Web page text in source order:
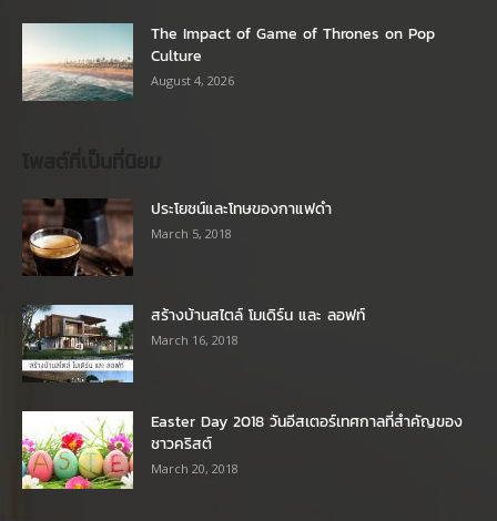
The Impact of Game of Thrones on Pop
Culture
August 4, 2026
ประโยชน์และโทษของกาแฟดำ
March 5, 2018
สร้างบ้านสไตล์ โมเดิร์น และ ลอฟท์
March 16, 2018
Easter Day 2018 วันอีสเตอร์เทศกาลที่สำคัญของ
ชาวคริสต์
March 20, 2018